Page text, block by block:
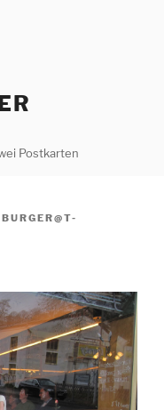
Postkarten